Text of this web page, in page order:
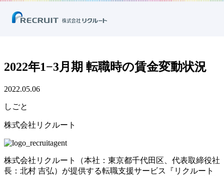
2022年1−3月期 転職時の賃金変動状況
2022年1−3月期 転職時の賃金変動状況
2022.05.06
しごと
株式会社リクルート
株式会社リクルート（本社：東京都千代田区、代表取締役社
長：北村 吉弘）が提供する転職支援サービス『リクルート